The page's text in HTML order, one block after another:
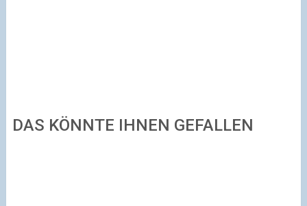
DAS KÖNNTE IHNEN GEFALLEN